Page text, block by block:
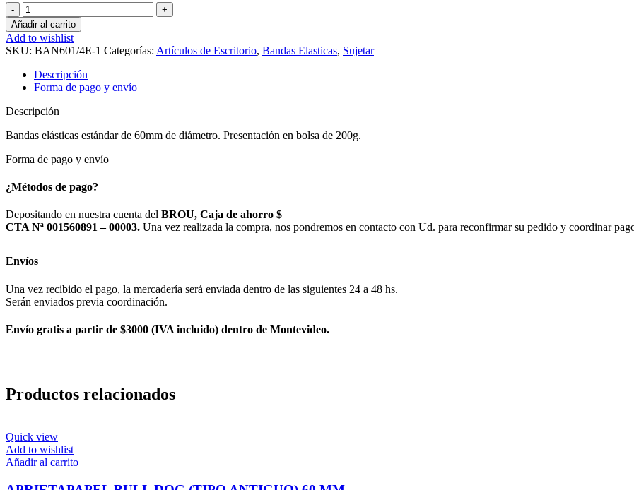
Bandas
Elásticas
Nº60
Bolsa
200g
DIM
cantidad
Añadir al carrito
Add to wishlist
SKU: BAN601/4E-1 Categorías: Artículos de Escritorio, Bandas Elasticas, Sujetar
Descripción
Forma de pago y envío
Descripción
Bandas elásticas estándar de 60mm de diámetro. Presentación en bolsa de 200g.
Forma de pago y envío
¿Métodos de pago?
Depositando en nuestra cuenta del BROU, Caja de ahorro $
CTA Nª 001560891 – 00003. Una vez realizada la compra, nos pondremos en contacto con Ud. para reconfirmar su pedido y coordinar
Envíos
Una vez recibido el pago, la mercadería será enviada dentro de las siguientes 24 a 48 hs.
Serán enviados previa coordinación.
Envío gratis a partir de $3000 (IVA incluido) dentro de Montevideo.
Productos relacionados
Quick view
Add to wishlist
Añadir al carrito